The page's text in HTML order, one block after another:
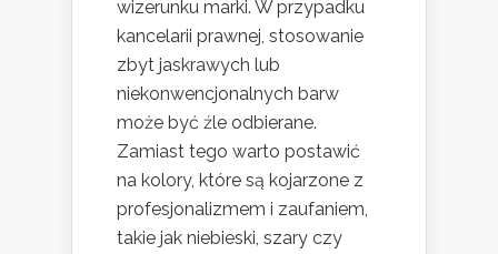
wizerunku marki. W przypadku
kancelarii prawnej, stosowanie
zbyt jaskrawych lub
niekonwencjonalnych barw
może być źle odbierane.
Zamiast tego warto postawić
na kolory, które są kojarzone z
profesjonalizmem i zaufaniem,
takie jak niebieski, szary czy